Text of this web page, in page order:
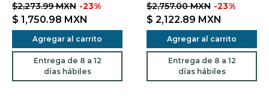
$2,273.99 MXN -23%
$ 1,750.98 MXN
Agregar al carrito
Entrega de 8 a 12
días hábiles
$2,757.00 MXN -23%
$ 2,122.89 MXN
Agregar al carrito
Entrega de 8 a 12
días hábiles